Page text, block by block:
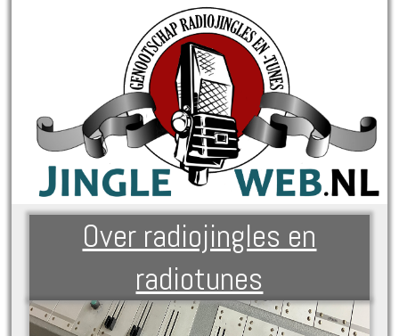
Over radiojingles en
radiotunes